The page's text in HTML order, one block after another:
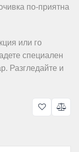
по-приятна
или го
специален
Разгледайте и